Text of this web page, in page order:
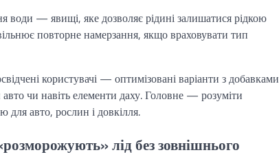
води — явищі, яке дозволяє рідині залишатися рідкою
повторне намерзання, якщо враховувати тип
користувачі — оптимізовані варіанти з добавками
чи навіть елементи даху. Головне — розуміти
для авто, рослин і довкілля.
лід без зовнішнього